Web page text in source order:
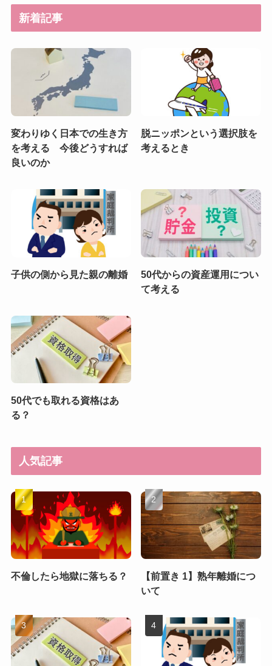
新着記事
変わりゆく日本での生き方
を考える 今後どうすれば
良いのか
脱ニッポンという選択肢を
考えるとき
子供の側から見た親の離婚
50代からの資産運用につい
て考える
50代でも取れる資格はあ
る？
人気記事
不倫したら地獄に落ちる？
【前置き 1】熟年離婚につ
いて